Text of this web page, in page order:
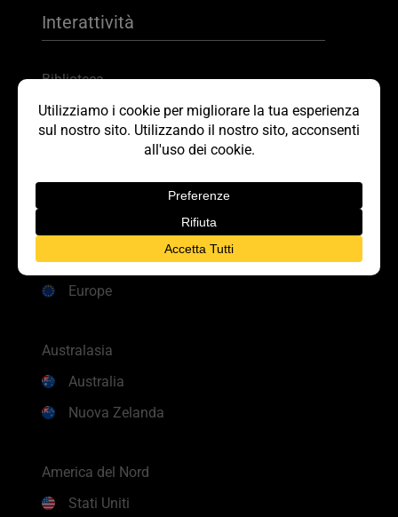
Interattività
Biblioteca
Scarica brochure
Europe
Europe
Australasia
Australia
Nuova Zelanda
America del Nord
Stati Uniti